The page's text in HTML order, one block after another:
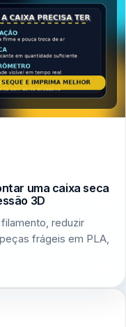
uma caixa seca
3D
reduzir
frágeis em PLA,